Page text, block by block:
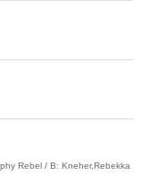
Rebel / B: Kneher,Rebekka